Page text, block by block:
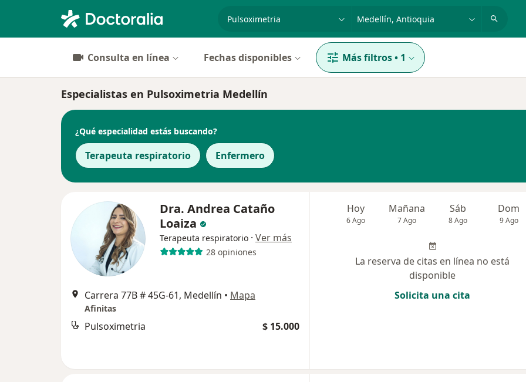
p. ej. Bogotá
Consulta en línea Fechas disponibles Más filtros• 1
Especialistas en Pulsoximetria Medellín
¿Qué especialidad estás buscando?
Terapeuta respiratorio Enfermero
Dra. Andrea Cataño
Loaiza
Terapeuta respiratorio · Ver más
28 opiniones
Carrera 77B # 45G-61, Medellín • Mapa
Afinitas
Pulsoximetria $ 15.000
Hoy
6 Ago
Mañana
7 Ago
Sáb
8 Ago
Dom
9 Ago
La reserva de citas en línea no está
disponible
Solicita una cita